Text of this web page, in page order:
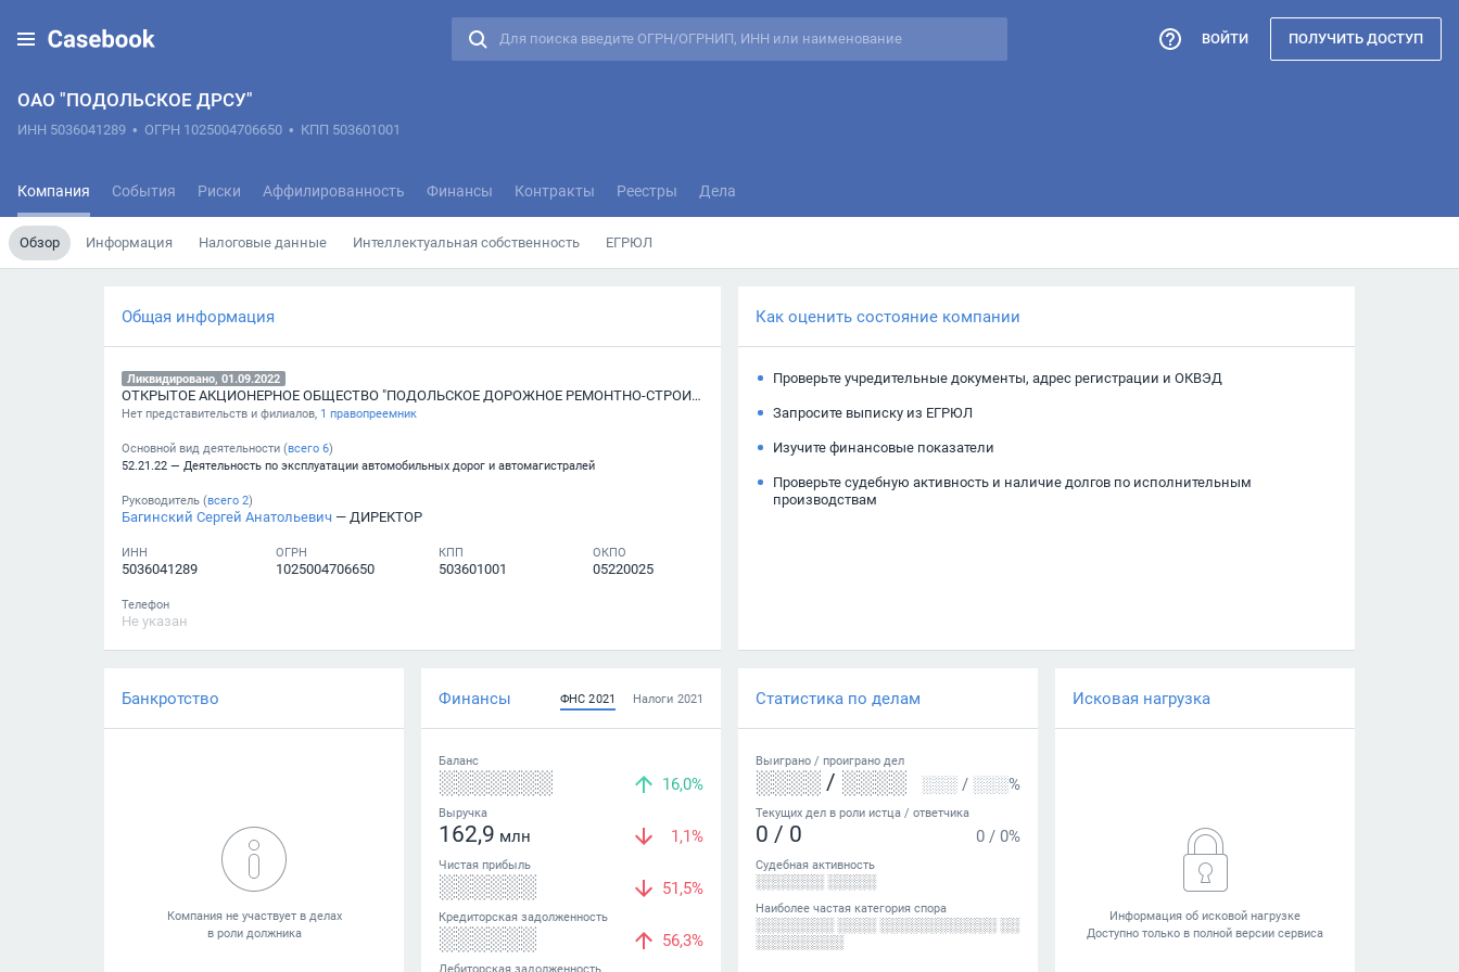
ОАО "ПОДОЛЬСКОЕ ДРСУ"
ИНН 5036041289 • ОГРН 1025004706650 • КПП 503601001
Компания События Риски Аффилированность Финансы Контракты Реестры Дела
Обзор Информация Налоговые данные Интеллектуальная собственность ЕГРЮЛ
ВОЙТИ ПОЛУЧИТЬ ДОСТУП
Общая информация
Ликвидировано, 01.09.2022
ОТКРЫТОЕ АКЦИОНЕРНОЕ ОБЩЕСТВО "ПОДОЛЬСКОЕ ДОРОЖНОЕ РЕМОНТНО-СТРОИТЕЛЬНОЕ УПРАВЛЕНИЕ"
Нет представительств и филиалов, 1 правопреемник
Основной вид деятельности (всего 6)
52.21.22 — Деятельность по эксплуатации автомобильных дорог и автомагистралей
Руководитель (всего 2)
Багинский Сергей Анатольевич — ДИРЕКТОР
ИНН
5036041289
ОГРН
1025004706650
КПП
503601001
ОКПО
05220025
Телефон
Не указан
Как оценить состояние компании
Проверьте учредительные документы, адрес регистрации и ОКВЭД
Запросите выписку из ЕГРЮЛ
Изучите финансовые показатели
Проверьте судебную активность и наличие долгов по исполнительным
производствам
Банкротство Финансы ФНС 2021 Налоги 2021
Баланс
░░░░░░░ 16,0%
Выручка
162,9 млн 1,1%
Чистая прибыль
░░░░░░ 51,5%
Кредиторская задолженность
░░░░░░ 56,3%
Дебиторская задолженность
Статистика по делам
Выиграно / проиграно дел
░░░░ / ░░░░ ░░░ / ░░░%
Текущих дел в роли истца / ответчика
0 / 0 0 / 0%
Судебная активность
░░░░░░░ ░░░░░
Наиболее частая категория спора
░░░░░░░░ ░░░░ ░░░░░░░░░░░░ ░░
░░░░░░░░░
Исковая нагрузка